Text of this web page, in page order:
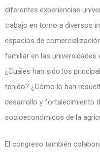
diferentes experiencias
trabajo en torno a diversos
espacios de
familiar en las
¿Cuáles han sido los
tenido? ¿Cómo lo han
desarrollo y fortalecimiento
socioeconómicos de la
El congreso también